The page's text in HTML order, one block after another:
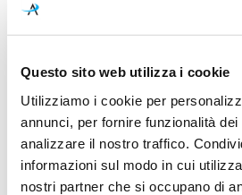
Questo sito web utilizza i cookie
Utilizziamo i cookie per
annunci, per fornire funzionalità
analizzare il nostro traffico.
informazioni sul modo in cui
nostri partner che si occupano di
Accessori: